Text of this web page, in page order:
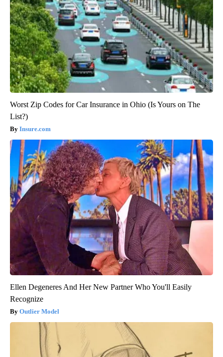
Worst Zip Codes for Car Insurance in Ohio (Is Yours on The
List?)
Insure.com
Ellen Degeneres And Her New Partner Who You'll Easily
Recognize
Outlier Model